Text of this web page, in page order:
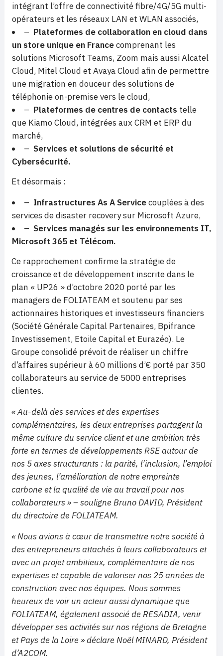
intégrant l’offre de connectivité fibre/4G/5G multi-
opérateurs et les réseaux LAN et WLAN associés,
– Plateformes de collaboration en cloud dans
un store unique en Francecomprenant les
solutions Microsoft Teams, Zoom mais aussi Alcatel
Cloud, Mitel Cloud et Avaya Cloud afin de permettre
une migration en douceur des solutions de
téléphonie on-premise vers le cloud,
– Plateformes de centres de contacts telle
que Kiamo Cloud, intégrées aux CRM et ERP du
marché,
– Services et solutions de sécurité et
Cybersécurité.
Et désormais :
– Infrastructures As A Servicecouplées à des
services de disaster recovery sur Microsoft Azure,
– Services managés sur les environnements IT,
Microsoft 365 et Télécom.
Ce rapprochement confirme la stratégie de
croissance et de développement inscrite dans le
plan « UP26 » d’octobre 2020 porté par les
managers de FOLIATEAM et soutenu par ses
actionnaires historiques et investisseurs financiers
(Société Générale Capital Partenaires, Bpifrance
Investissement, Etoile Capital et Eurazéo). Le
Groupe consolidé prévoit de réaliser un chiffre
d’affaires supérieur à 60 millions d’€ porté par 350
collaborateurs au service de 5000 entreprises
clientes.
« Au-delà des services et des expertises
complémentaires, les deux entreprises partagent la
même culture du service client et une ambition très
forte en termes de développements RSE autour de
nos 5 axes structurants : la parité, l’inclusion, l’emploi
des jeunes, l’amélioration de notre empreinte
carbone et la qualité de vie au travail pour nos
collaborateurs » – souligne Bruno DAVID, Président
du directoire de FOLIATEAM.
« Nous avions à cœur de transmettre notre société à
des entrepreneurs attachés à leurs collaborateurs et
avec un projet ambitieux, complémentaire de nos
expertises et capable de valoriser nos 25 années de
construction avec nos équipes. Nous sommes
heureux de voir un acteur aussi dynamique que
FOLIATEAM, également associé de RESADIA, venir
développer ses activités sur nos régions de Bretagne
et Pays de la Loire » déclare Noël MINARD, Président
d’A2COM.